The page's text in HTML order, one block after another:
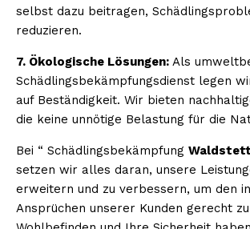
selbst dazu beitragen,
reduzieren.
7. Ökologische Lösungen: Als
Schädlingsbekämpfungsdienst legen
auf Beständigkeit. Wir bieten
die keine unnötige Belastung für die
Bei “ Schädlingsbekämpfung
setzen wir alles daran, unsere
erweitern und zu verbessern, um den
Ansprüchen unserer Kunden gerecht